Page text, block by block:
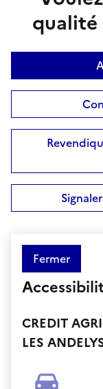
qualité
Fermer
CREDIT
LES